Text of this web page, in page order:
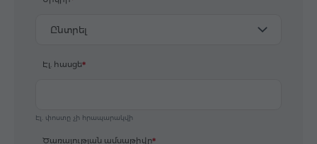
Ընտրել
Էլ. հասցե
Էլ. փոստը չի հրապարակվի
Ծառայության ամսաթիվը